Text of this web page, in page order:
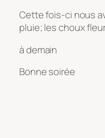
Cette fois-ci nous
pluie; les choux
à demain
Bonne soirée